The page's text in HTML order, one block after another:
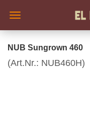
NUB Sungrown 460
(Art.Nr.: NUB460H)